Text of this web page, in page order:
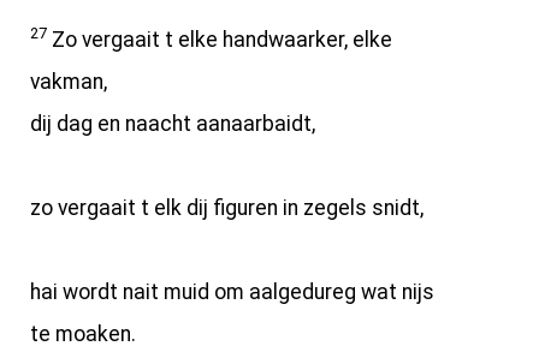
27 Zo vergaait t elke handwaarker, elke
vakman,
dij dag en naacht aanaarbaidt,
zo vergaait t elk dij figuren in zegels snidt,
hai wordt nait muid om aalgedureg wat nijs
te moaken.